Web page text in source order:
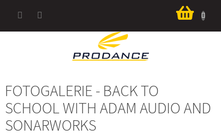
košík
FOTOGALERIE - BACK TO
SCHOOL WITH ADAM AUDIO AND
SONARWORKS